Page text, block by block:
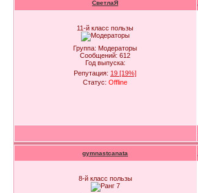
СветлаЯ
11-й класс пользы
Группа: Модераторы
Сообщений: 612
Год выпуска:
Репутация: 19 [19%]
Статус: Offline
gymnastcanata
8-й класс пользы